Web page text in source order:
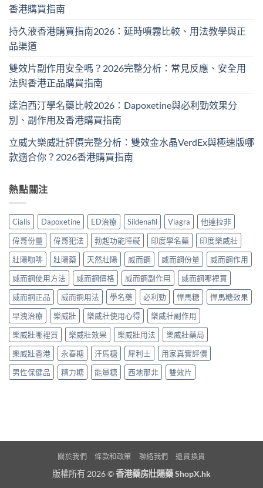
香港購買指南
持久液香港購買指南2026：延時噴霧比較、用法教學與正
品渠道
雙效片副作用安全嗎？2026完整分析：常見反應、安全用
法與香港正品購買指南
達泊西汀學名藥比較2026：Dapoxetine與必利勁效果分
別、副作用及香港購買指南
立威大樂威壯評價完整分析：雙效金水晶VerdEx與極速版哪
款適合你？2026香港購買指南
熱點關注
Cialis Dapoxetine ED治療 Sildenafil Viagra
他達拉非
偉哥份量
偉哥犯法 勃起功能障礙 印度學名藥
印度樂威壯
壯陽咖啡
壯陽藥 天然壯陽 威而鋼 威而鋼份量
威而鋼作用
威而鋼使用方法
威而鋼價格 威而鋼副作用
威而鋼哪裡買
威而鋼正品
威而鋼用法 學名藥 必利勁 悍馬糖
悍馬糖效果
早洩治療
樂威壯 樂威壯使用心得
樂威壯副作用
樂威壯哪裡買
樂威壯效果 樂威壯用法
樂威壯藥局
樂威壯香港
永春糖 汗馬糖 犀利士
用家真實評價
男性保健品
精力糖 能量糖 西地那非 雙效片
關於我們 條款和政策 聯絡我們 退貨換貨
版權所有 2026 ©香港藥房壯陽藥 ShopX.hk